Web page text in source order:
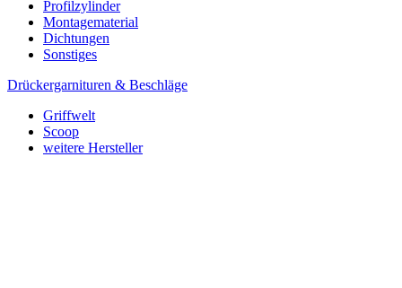
Profilzylinder
Montagematerial
Dichtungen
Sonstiges
Drückergarnituren & Beschläge
Griffwelt
Scoop
weitere Hersteller